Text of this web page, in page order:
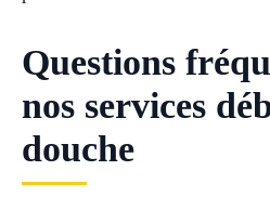
Questions
nos services
douche